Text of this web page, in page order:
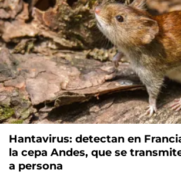
Hantavirus: detectan en
la cepa Andes, que se
a persona